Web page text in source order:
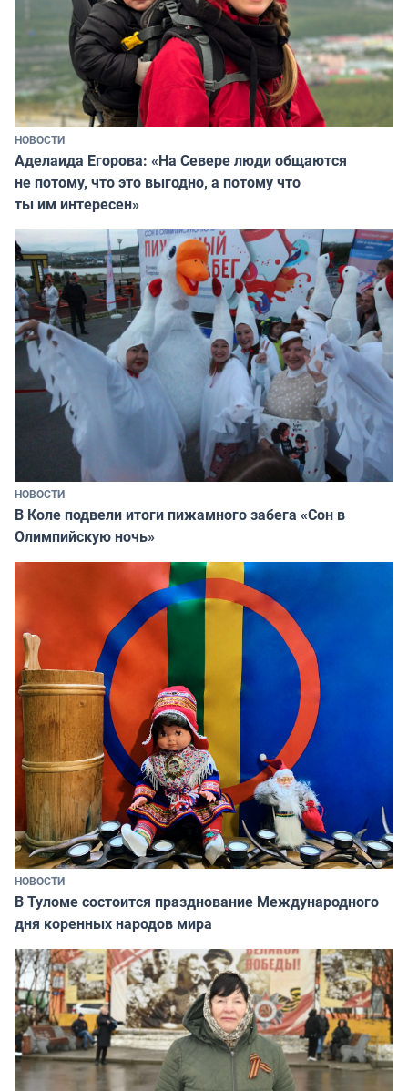
НОВОСТИ
Аделаида Егорова: «На Севере люди общаются
не потому, что это выгодно, а потому что
ты им интересен»
НОВОСТИ
В Коле подвели итоги пижамного забега «Сон в
Олимпийскую ночь»
НОВОСТИ
В Туломе состоится празднование Международного
дня коренных народов мира